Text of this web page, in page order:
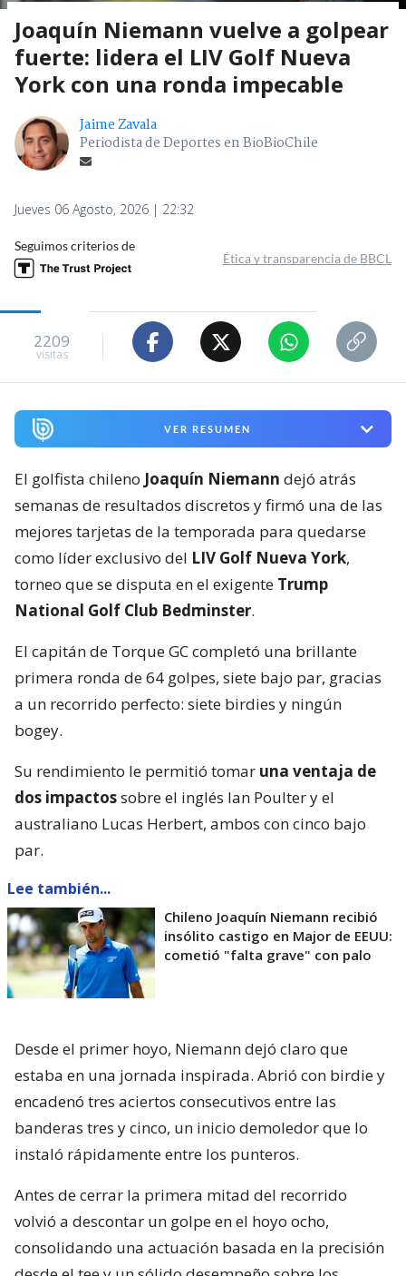
Joaquín Niemann vuelve a golpear
fuerte: lidera el LIV Golf Nueva
York con una ronda impecable
Jaime Zavala
Periodista de Deportes en BioBioChile
Jueves 06 Agosto, 2026 | 22:32
Seguimos criterios de
Ética y transparencia de BBCL
2209
visitas
VER RESUMEN
El golfista chileno Joaquín Niemann dejó atrás
semanas de resultados discretos y firmó una de las
mejores tarjetas de la temporada para quedarse
como líder exclusivo del LIV Golf Nueva York,
torneo que se disputa en el exigente Trump
National Golf Club Bedminster.
El capitán de Torque GC completó una brillante
primera ronda de 64 golpes, siete bajo par, gracias
a un recorrido perfecto: siete birdies y ningún
bogey.
Su rendimiento le permitió tomar una ventaja de
dos impactossobre el inglés Ian Poulter y el
australiano Lucas Herbert, ambos con cinco bajo
par.
Lee también...
Chileno Joaquín Niemann recibió
insólito castigo en Major de EEUU:
cometió "falta grave" con palo
Desde el primer hoyo, Niemann dejó claro que
estaba en una jornada inspirada. Abrió con birdie y
encadenó tres aciertos consecutivos entre las
banderas tres y cinco, un inicio demoledor que lo
instaló rápidamente entre los punteros.
Antes de cerrar la primera mitad del recorrido
volvió a descontar un golpe en el hoyo ocho,
consolidando una actuación basada en la precisión